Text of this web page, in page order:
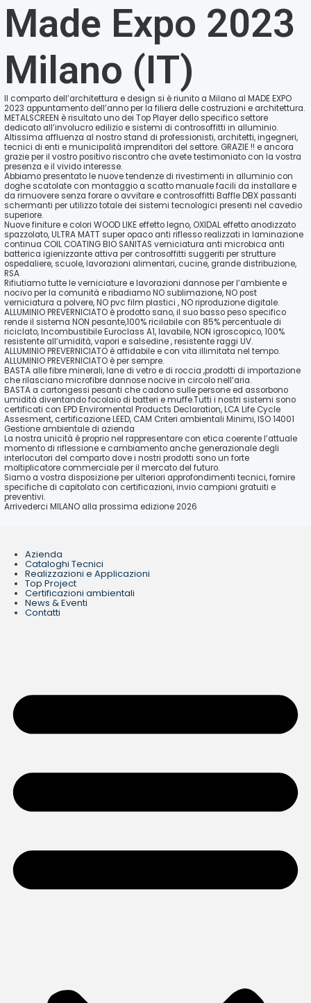
Made Expo 2023
Milano (IT)
Il comparto dell’architettura e design si è riunito a Milano al MADE EXPO
2023 appuntamento dell’anno per la filiera delle costruzioni e architettura.
METALSCREEN è risultato uno dei Top Player dello specifico settore
dedicato all’involucro edilizio e sistemi di controsoffitti in alluminio.
Altissima affluenza al nostro stand di professionisti, architetti, ingegneri,
tecnici di enti e municipalità imprenditori del settore. GRAZIE !! e ancora
grazie per il vostro positivo riscontro che avete testimoniato con la vostra
presenza e il vivido interesse.
Abbiamo presentato le nuove tendenze di rivestimenti in alluminio con
doghe scatolate con montaggio a scatto manuale facili da installare e
da rimuovere senza forare o avvitare e controsoffitti Baffle DBX passanti
schermanti per utilizzo totale dei sistemi tecnologici presenti nel cavedio
superiore.
Nuove finiture e colori WOOD LIKE effetto legno, OXIDAL effetto anodizzato
spazzolato, ULTRA MATT super opaco anti riflesso realizzati in laminazione
continua COIL COATING BIO SANITAS verniciatura anti microbica anti
batterica igienizzante attiva per controsoffitti suggeriti per strutture
ospedaliere, scuole, lavorazioni alimentari, cucine, grande distribuzione,
RSA
Rifiutiamo tutte le verniciature e lavorazioni dannose per l’ambiente e
nocivo per la comunità e ribadiamo NO sublimazione, NO post
verniciatura a polvere, NO pvc film plastici , NO riproduzione digitale.
ALLUMINIO PREVERNICIATO è prodotto sano, il suo basso peso specifico
rende il sistema NON pesante,100% ricilabile con 85% percentuale di
riciclato, Incombustibile Euroclass A1, lavabile, NON igroscopico, 100%
resistente all’umidità, vapori e salsedine , resistente raggi UV.
ALLUMINIO PREVERNICIATO è affidabile e con vita illimitata nel tempo.
ALLUMINIO PREVERNICIATO è per sempre.
BASTA alle fibre minerali, lane di vetro e di roccia ,prodotti di importazione
che rilasciano microfibre dannose nocive in circolo nell’aria.
BASTA a cartongessi pesanti che cadono sulle persone ed assorbono
umidità diventando focolaio di batteri e muffe.Tutti i nostri sistemi sono
certificati con EPD Enviromental Products Declaration, LCA Life Cycle
Assesment, certificazione LEED, CAM Criteri ambientali Minimi, ISO 14001
Gestione ambientale di azienda
La nostra unicità è proprio nel rappresentare con etica coerente l’attuale
momento di riflessione e cambiamento anche generazionale degli
interlocutori del comparto dove i nostri prodotti sono un forte
moltiplicatore commerciale per il mercato del futuro.
Siamo a vostra disposizione per ulteriori approfondimenti tecnici, fornire
specifiche di capitolato con certificazioni, invio campioni gratuiti e
preventivi.
Arrivederci MILANO alla prossima edizione 2026
Azienda
Cataloghi Tecnici
Realizzazioni e Applicazioni
Top Project
Certificazioni ambientali
News & Eventi
Contatti